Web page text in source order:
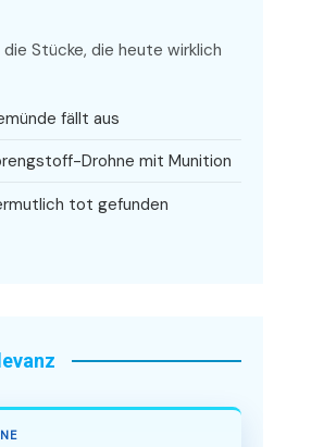
Stücke, die heute wirklich
fällt aus
Drohne mit Munition
tot gefunden